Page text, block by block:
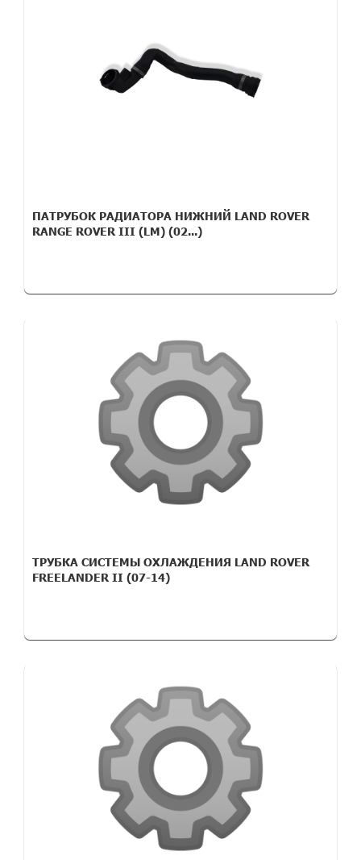
ПАТРУБОК РАДИАТОРА НИЖНИЙ LAND ROVER
RANGE ROVER III (LM) (02...)
ТРУБКА СИСТЕМЫ ОХЛАЖДЕНИЯ LAND ROVER
FREELANDER II (07-14)